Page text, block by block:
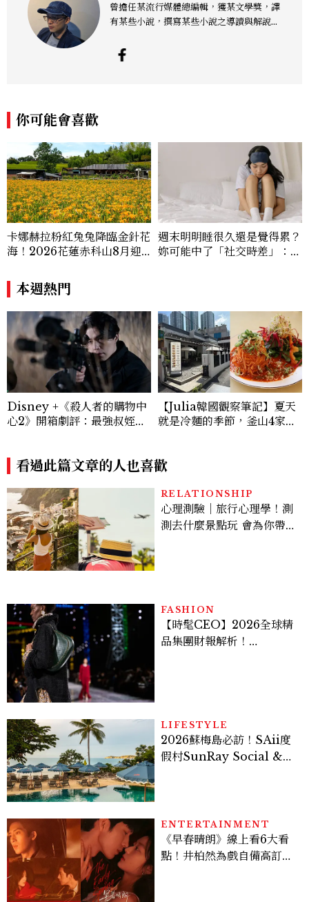
曾擔任某流行媒體總編輯，獲某文學獎，譯
有某些小說，撰寫某些小說之導讀與解說類
乾脆在家看片，配上熱騰騰的泡麵，故以此
為名。臉書粉絲頁為「史蒂芬金銀銅鐵席
你可能會喜歡
卡娜赫拉粉紅兔兔降臨金針花
海！2026花蓮赤科山8月迎
＋夢幻打卡攻略
週末明明睡很久還是覺得累？
妳可能中了「社交時差」：睡
本週熱門
Disney +《殺人者的購物中
心2》開箱劇評：最強叔姪回
【Julia韓國觀察筆記】夏天
就是冷麵的季節，釜山4家必
看過此篇文章的人也喜歡
RELATIONSHIP
心理測驗｜旅行心理學！測
測去什麼景點玩 會為你帶來
FASHION
【時髦CEO】2026全球精
品集團財報解析！
LIFESTYLE
2026蘇梅島必訪！SAii度
假村SunRay Social &
ENTERTAINMENT
《早春晴朗》線上看6大看
點！井柏然為戲自備高訂，